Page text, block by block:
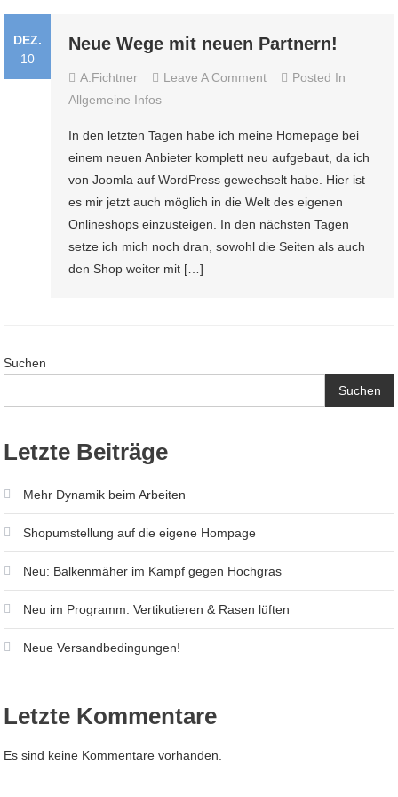
DEZ.
10
Neue Wege mit neuen Partnern!
A.fichtner Leave A CommentOn
Mit
Neuen
Partnern!
Posted In
Allgemeine Infos
In den letzten Tagen habe ich meine Homepage bei
einem neuen Anbieter komplett neu aufgebaut, da ich
von Joomla auf WordPress gewechselt habe. Hier ist
es mir jetzt auch möglich in die Welt des eigenen
Onlineshops einzusteigen. In den nächsten Tagen
setze ich mich noch dran, sowohl die Seiten als auch
den Shop weiter mit […]
Suchen
Suchen
Letzte Beiträge
Mehr Dynamik beim Arbeiten
Shopumstellung auf die eigene Hompage
Neu: Balkenmäher im Kampf gegen Hochgras
Neu im Programm: Vertikutieren & Rasen lüften
Neue Versandbedingungen!
Letzte Kommentare
Es sind keine Kommentare vorhanden.